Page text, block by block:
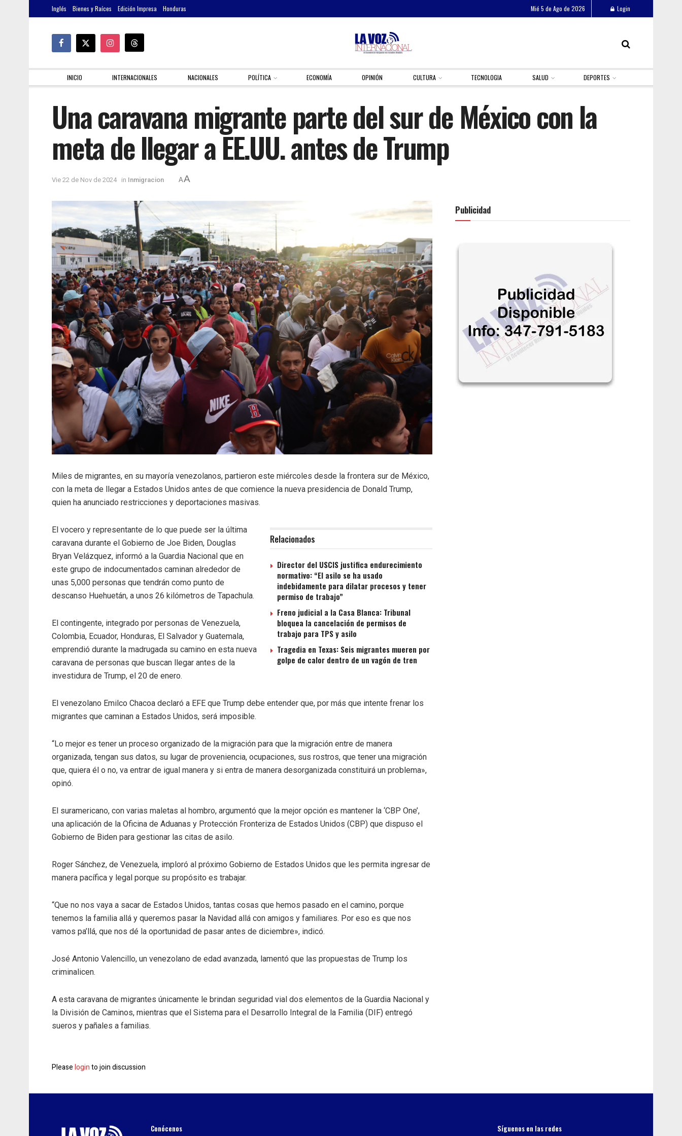
Inglés Bienes y Raíces Edición Impresa Honduras Mié 5 de Ago de 2026 Login
INICIO INTERNACIONALES NACIONALES POLÍTICA ECONOMÍA OPINIÓN CULTURA TECNOLOGIA SALUD DEPORTES
Una caravana migrante parte del sur de México con la
meta de llegar a EE.UU. antes de Trump
Vie 22 de Nov de 2024 in Inmigracion AA
Miles de migrantes, en su mayoría venezolanos, partieron este miércoles desde la frontera sur de México,
con la meta de llegar a Estados Unidos antes de que comience la nueva presidencia de Donald Trump,
quien ha anunciado restricciones y deportaciones masivas.
Relacionados
Director del USCIS justifica endurecimiento
normativo: “El asilo se ha usado
indebidamente para dilatar procesos y tener
permiso de trabajo”
Freno judicial a la Casa Blanca: Tribunal
bloquea la cancelación de permisos de
trabajo para TPS y asilo
Tragedia en Texas: Seis migrantes mueren por
golpe de calor dentro de un vagón de tren
El vocero y representante de lo que puede ser la última
caravana durante el Gobierno de Joe Biden, Douglas
Bryan Velázquez, informó a la Guardia Nacional que en
este grupo de indocumentados caminan alrededor de
unas 5,000 personas que tendrán como punto de
descanso Huehuetán, a unos 26 kilómetros de Tapachula.
El contingente, integrado por personas de Venezuela,
Colombia, Ecuador, Honduras, El Salvador y Guatemala,
emprendió durante la madrugada su camino en esta nueva
caravana de personas que buscan llegar antes de la
investidura de Trump, el 20 de enero.
El venezolano Emilco Chacoa declaró a EFE que Trump debe entender que, por más que intente frenar los
migrantes que caminan a Estados Unidos, será imposible.
“Lo mejor es tener un proceso organizado de la migración para que la migración entre de manera
organizada, tengan sus datos, su lugar de proveniencia, ocupaciones, sus rostros, que tener una migración
que, quiera él o no, va entrar de igual manera y si entra de manera desorganizada constituirá un problema»,
opinó.
El suramericano, con varias maletas al hombro, argumentó que la mejor opción es mantener la ‘CBP One’,
una aplicación de la Oficina de Aduanas y Protección Fronteriza de Estados Unidos (CBP) que dispuso el
Gobierno de Biden para gestionar las citas de asilo.
Roger Sánchez, de Venezuela, imploró al próximo Gobierno de Estados Unidos que les permita ingresar de
manera pacífica y legal porque su propósito es trabajar.
“Que no nos vaya a sacar de Estados Unidos, tantas cosas que hemos pasado en el camino, porque
tenemos la familia allá y queremos pasar la Navidad allá con amigos y familiares. Por eso es que nos
vamos pa’llá, que nos dé la oportunidad de pasar antes de diciembre», indicó.
José Antonio Valencillo, un venezolano de edad avanzada, lamentó que las propuestas de Trump los
criminalicen.
A esta caravana de migrantes únicamente le brindan seguridad vial dos elementos de la Guardia Nacional y
la División de Caminos, mientras que el Sistema para el Desarrollo Integral de la Familia (DIF) entregó
sueros y pañales a familias.
Pleaseloginto join discussion
Publicidad
Conócenos Síguenos en las redes